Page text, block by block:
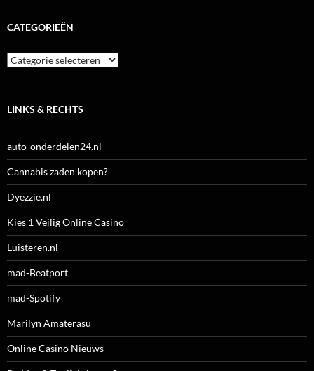
CATEGORIEËN
Categorieën
LINKS & RECHTS
auto-onderdelen24.nl
Cannabis zaden kopen?
Dyezzie.nl
Kies 1 Veilig Online Casino
Luisteren.nl
mad-Beatport
mad-Spotify
Marilyn Amaterasu
Online Casino Nieuws